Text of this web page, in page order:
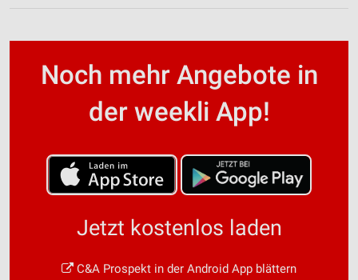
Noch mehr Angebote in
der weekli App!
Jetzt kostenlos laden
C&A Prospekt in der Android App blättern